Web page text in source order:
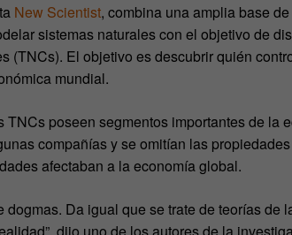
New Scientist, combina una amplia base
sistemas naturales con el objetivo de
(TNCs). El objetivo es descubrir quién
mundial.
poseen segmentos importantes de la
compañías y se omitían las
afectaban a la economía global.
Da igual que se trate de teorías de
dijo uno de los autores de la